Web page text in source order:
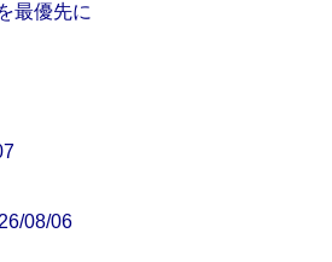
最優先に
08/06